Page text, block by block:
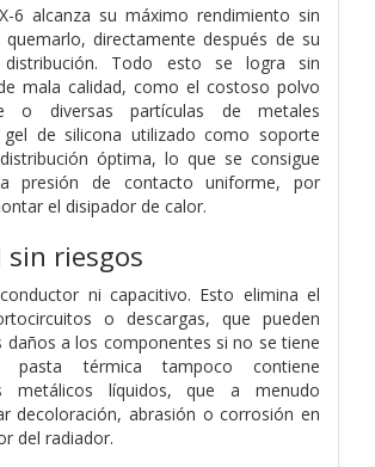
6 alcanza su máximo rendimiento sin
quemarlo, directamente después de su
distribución. Todo esto se logra sin
mala calidad, como el costoso polvo
o diversas partículas de metales
gel de silicona utilizado como soporte
óptima, lo que se consigue
presión de contacto uniforme, por
el disipador de calor.
sin riesgos
ni capacitivo. Esto elimina el
o descargas, que pueden
daños a los componentes si no se tiene
pasta térmica tampoco contiene
metálicos líquidos, que a menudo
decoloración, abrasión o corrosión en
del radiador.